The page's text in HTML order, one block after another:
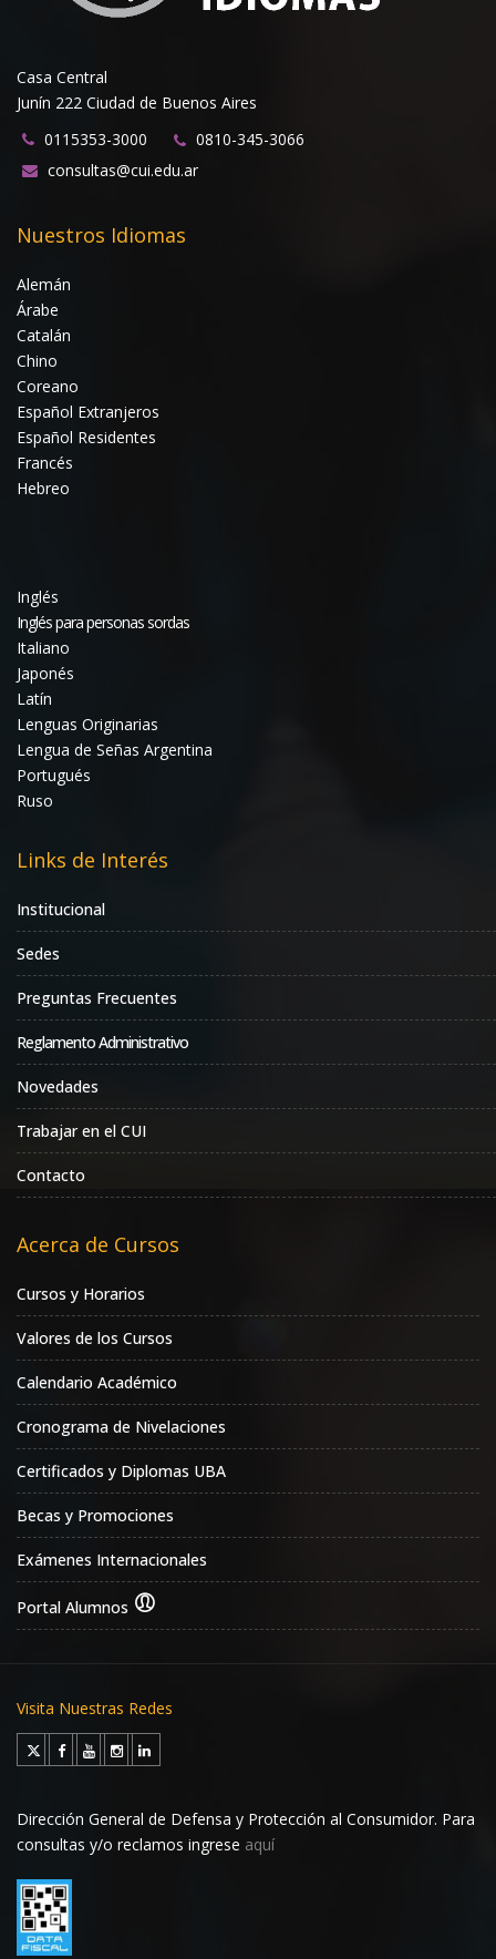
Casa Central
Junín 222 Ciudad de Buenos Aires
0115353-3000
0810-345-3066
consultas@cui.edu.ar
Nuestros Idiomas
Alemán
Árabe
Catalán
Chino
Coreano
Español Extranjeros
Español Residentes
Francés
Hebreo
Inglés
Inglés para personas sordas
Italiano
Japonés
Latín
Lenguas Originarias
Lengua de Señas Argentina
Portugués
Ruso
Links de Interés
Institucional
Sedes
Preguntas Frecuentes
Reglamento Administrativo
Novedades
Trabajar en el CUI
Contacto
Acerca de Cursos
Cursos y Horarios
Valores de los Cursos
Calendario Académico
Cronograma de Nivelaciones
Certificados y Diplomas UBA
Becas y Promociones
Exámenes Internacionales
Portal Alumnos
Visita Nuestras Redes
Dirección General de Defensa y Protección al Consumidor. Para
consultas y/o reclamos ingrese aquí